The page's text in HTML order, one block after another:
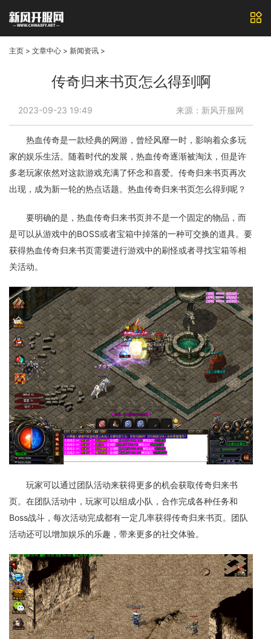
主页 > 文章中心 > 新闻资讯 >
传奇归来书页怎么得到啊
2023-09-23 19:49 来源：新风开服网
热血传奇是一款经典的网游，曾经风靡一时，影响着众多玩
家的娱乐生活。随着时代的发展，热血传奇逐渐被淘汰，但是许
多老玩家依然对这款游戏充满了怀念和喜爱。传奇归来书页再次
出现，成为新一轮的热点话题。热血传奇归来书页怎么得到呢？
要明确的是，热血传奇归来书页并不是一个固定的物品，而
是可以从游戏中的BOSS或者宝箱中掉落的一种可交换的道具。要
获得热血传奇归来书页需要进行游戏中的刷怪或者寻找宝箱等相
关活动。
玩家可以通过团队活动来获得更多的机会获取传奇归来书
页。在团队活动中，玩家可以组成小队，合作完成各种任务和
Boss战斗，每次活动完成都有一定几率获得传奇归来书页。团队
活动还可以增加娱乐的乐趣，带来更多的社交体验。